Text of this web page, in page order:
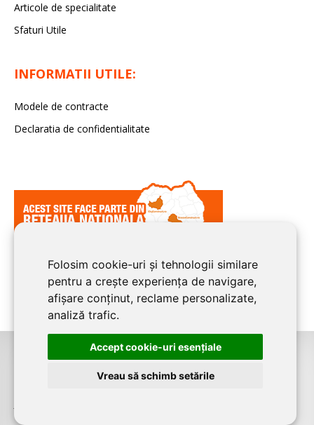
Folosim cookie-uri și tehnologii similare
pentru a crește experiența de navigare,
afișare conținut, reclame personalizate,
analiză trafic.
Accept cookie-uri esenţiale
Vreau să schimb setările
Articole de specialitate
Sfaturi Utile
INFORMATII UTILE:
Modele de contracte
Declaratia de confidentialitate